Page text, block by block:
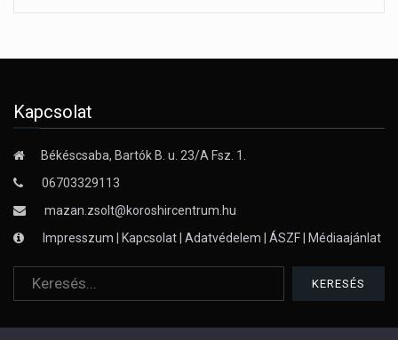
Kapcsolat
Békéscsaba, Bartók B. u. 23/A Fsz. 1.
06703329113
mazan.zsolt@koroshircentrum.hu
Impresszum
Kapcsolat Adatvédelem ÁSZF Médiaajánlat